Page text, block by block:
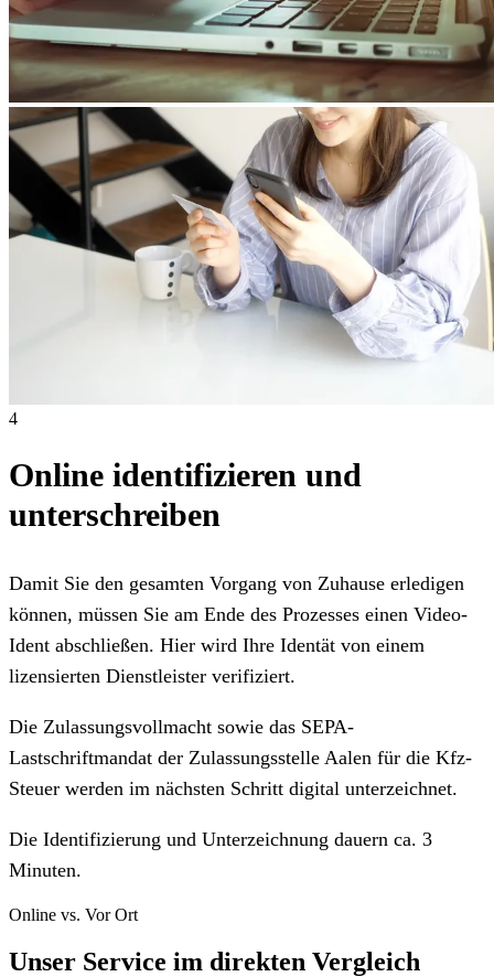
4
Online identifizieren und
unterschreiben
Damit Sie den gesamten Vorgang von Zuhause erledigen
können, müssen Sie am Ende des Prozesses einen Video-
Ident abschließen. Hier wird Ihre Identät von einem
lizensierten Dienstleister verifiziert.
Die Zulassungsvollmacht sowie das SEPA-
Lastschriftmandat der Zulassungsstelle Aalen für die Kfz-
Steuer werden im nächsten Schritt digital unterzeichnet.
Die Identifizierung und Unterzeichnung dauern ca. 3
Minuten.
Online vs. Vor Ort
Unser Service im direkten Vergleich